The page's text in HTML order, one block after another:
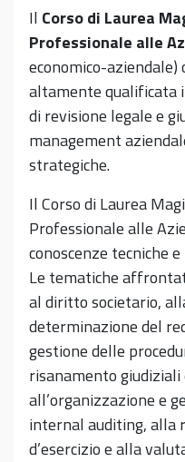
Il Corso di Laurea
Professionale alle
economico-
altamente qualificata
di revisione legale e
management
strategiche.
Il Corso di Laurea
Professionale alle
conoscenze tecniche
Le tematiche
al diritto societario,
determinazione del
gestione delle
risanamento
all’organizzazione e
internal auditing, alla
d’esercizio e alla